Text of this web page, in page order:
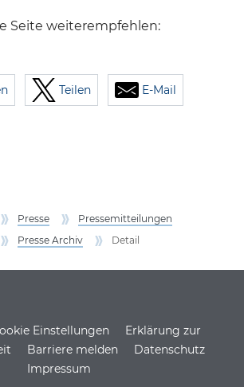
Seite weiterempfehlen:
Teilen E-Mail
Presse
Pressemitteilungen
Presse Archiv
Detail
Einstellungen
Erklärung zur
Barriere melden
Datenschutz
Impressum